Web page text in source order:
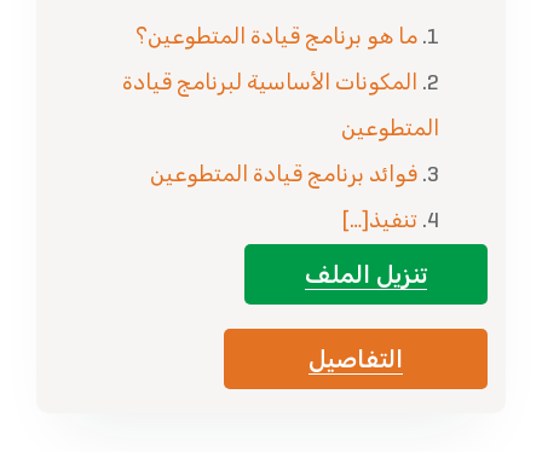
ما هو برنامج قيادة المتطوعين؟
المكونات الأساسية لبرنامج قيادة
المتطوعين
فوائد برنامج قيادة المتطوعين
تنفيذ[…]
تنزيل الملف
التفاصيل